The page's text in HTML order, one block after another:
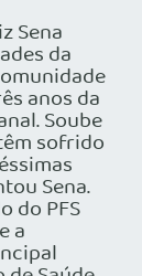
Sena
da
anos da
Soube
sofrido
Sena.
do PFS
a